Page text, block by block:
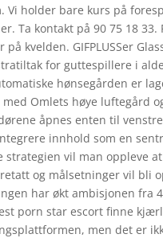
Vi holder bare kurs på
Ta kontakt på 90 75 18 33.
på kvelden. GIFPLUSSer
for guttespillere i
hønsegården er
med Omlets høye luftegård
åpnes enten til
innhold som en
strategien vil man oppleve
og målsetninger vil bli
har økt ambisjonen fra
porn star escort finne
men det er